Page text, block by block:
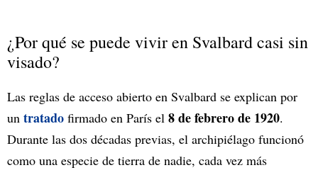
¿Por qué se puede vivir en Svalbard casi sin
visado?
Las reglas de acceso abierto en Svalbard se explican por
un tratado firmado en París el 8 de febrero de 1920.
Durante las dos décadas previas, el archipiélago funcionó
como una especie de tierra de nadie, cada vez más